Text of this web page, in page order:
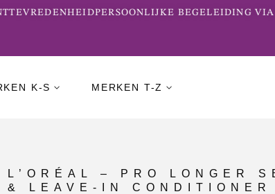
PERSOONLIJKE BEGELEIDING VIA
K-S MERKEN T-Z
L’ORÉAL – PRO LONGER
& LEAVE-IN CONDITIONER